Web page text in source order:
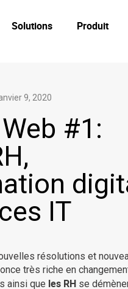
Solutions Produit
9, 2020
#1:
IT
résolutions et
très riche en
ainsi que les RH se